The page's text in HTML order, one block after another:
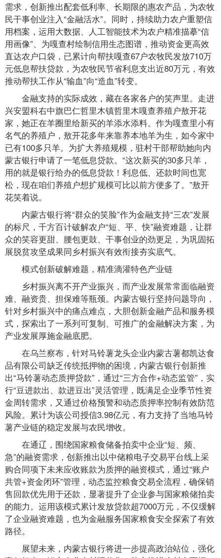
需求，创新推出配套低利率、长期限的惠农产品，为农牧
民干事创业注入“金融活水”。同时，持续助力农户重塑信
用档案，运用大数据、人工智能技术为农户精准描摹“信
用画像”、为嘎查村绘制信用生态图谱，推动资金更高效
直达农户口袋，已累计向帮扶嘎查67户农牧民发放710万
元低息帮扶贷款，为农牧民节省利息支出近80万元，有效
推动帮扶工作从“输血”向“造血”转变。
金融支持的实际成效，藏在各家各户的笑声里。走进
兴安盟科右中旗巴仁哲里木镇哲里木嘎查养殖户敖开花
家，她正在羊圈里给新买的羊添水添料。作为嘎查里小有
名气的养殖户，敖开花多年来靠养本地羊为生，如今家中
已有100多只羊。为扩大养殖规模，驻村干部帮助她向内
蒙古银行申请了一笔低息贷款。“这次新买的30多只羊，
用的就是银行给办的低息贷款！利息低、还款时间也宽
松，现在咱们养殖户想扩规模可比以前方便多了。”敖开
花笑着说。
内蒙古银行将“群众的笑脸”作为金融支持“三农”发展
的标尺，千方百计破解农户“短、平、快”融资难题，让群
众的笑容更甜、腰包更鼓、干事创业的劲更足，为巩固拓
展脱贫攻坚成果同乡村振兴有效衔接夯实底气。
模式创新破解难题，精准滴灌特色产业链
乡村振兴离不开产业振兴，而产业发展常常面临融资
难、融资贵、担保难等瓶颈。内蒙古银行坚持问题导向，
针对乡村振兴中的痛点难点，大胆创新金融产品和服务模
式，探索出了一系列可复制、可推广的金融解决方案，为
产业发展厚施金融底肥。
在乌兰察布，针对马铃薯龙头企业内蒙古薯都凯达食
品有限公司缺乏传统抵押物的困境，内蒙古银行创新推
出“马铃薯动态质押贷款”，通过“三方合作+动态监管”，实
行“豆进款出、款进豆出”灵活管理，既满足企业季节性资
金周转需求，又通过价格预警和动态质押率控制有效防范
风险。累计为该公司授信3.98亿元，有力支持了当地马铃
薯产业链的稳定发展与农民增收。
在通辽，围绕国家粮食储备拍卖中企业“短、频、
急”的融资需求，创新推出以中储粮电子交易平台线上采
购合同项下未来应收账款为质押的融资模式，通过“账户
共管+资金闭环”管理，动态监控粮食交易全流程，确保销
售回款优先用于还款，显著提升了企业参与国家粮储拍卖
的能力。运用该模式累计发放贷款超7000万元，不仅缓解
了企业融资难题，也为金融服务国家粮食安全探索了有效
路径。
展望未来，内蒙古银行将进一步提高政治站位，强化